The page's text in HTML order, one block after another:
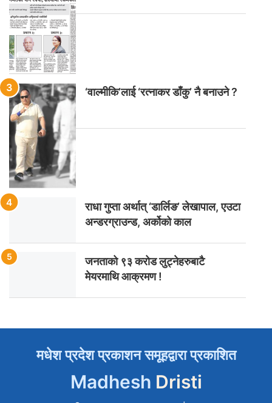
‘वाल्मीकि’लाई ‘रत्नाकर डाँकु’ नै बनाउने ?
राधा गुप्ता अर्थात् ‘डार्लिङ’ लेखापाल, एउटा
अन्डरग्राउन्ड, अर्कोको काल
जनताको ९३ करोड लुट्नेहरुबाटै
मेयरमाथि आक्रमण !
मधेश प्रदेश प्रकाशन समूहद्वारा प्रकाशित
Madhesh Dristi